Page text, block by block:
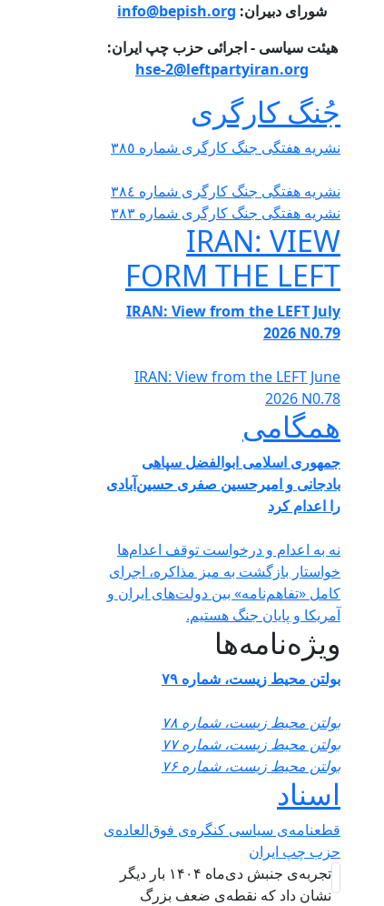
شورای دبیران: info@bepish.org
هیئت سیاسی - اجرائی حزب چپ ایران:
hse-2@leftpartyiran.org
جُنگ کارگری
نشریە هفتگی جنگ کارگری شمارە ٣٨٥
نشریە هفتگی جنگ کارگری شمارە ٣٨٤
نشریە هفتگی جنگ کارگری شمارە ٣٨٣
IRAN: VIEW
FORM THE LEFT
IRAN: View from the LEFT July
2026 N0.79
IRAN: View from the LEFT June
2026 N0.78
همگامی
جمهوری اسلامی ابوالفضل سپاهی
بادجانی و امیرحسین صفری حسین‌آبادی
را اعدام کرد
نه به اعدام و درخواست توقف اعدام‌ها
خواستار بازگشت به میز مذاکره، اجرای
کامل «تفاهم‌نامه» بین دولت‌های ایران و
آمریکا و پایان جنگ هستیم.
ویژه‌نامه‌ها
بولتن محیط زیست، شماره ۷۹
بولتن محیط زیست، شماره ۷۸
بولتن محیط زیست، شماره ۷۷
بولتن محیط زیست، شماره ۷۶
اسناد
قطعنامه‌ی سیاسی کنگره‌ی فوق‌العاده‌ی
حزب چپ ایران
تجربه‌ی جنبش دی‌ماه ۱۴۰۴ بار دیگر
نشان داد که نقطه‌ی ضعف بزرگ